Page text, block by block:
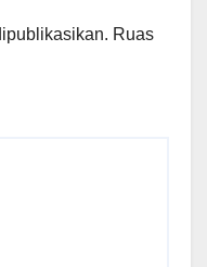
Ruas